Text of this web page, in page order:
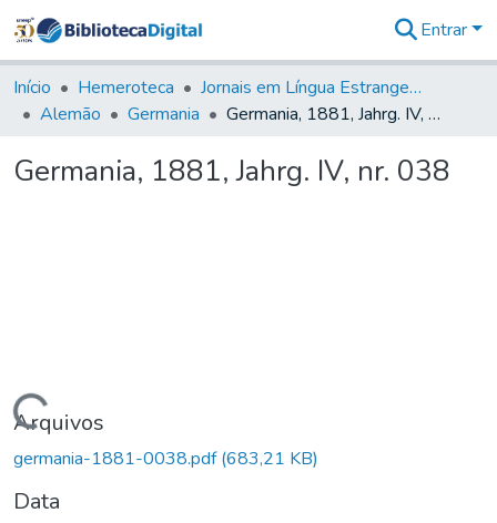
&
Coleções
Tudo na
Digital
Entrar
Início Hemeroteca
Jornais em Língua Estrangeira
Alemão
Germania Germania, 1881, Jahrg. IV, nr. 038
Germania, 1881, Jahrg. IV, nr. 038
Carregando...
Arquivos
germania-1881-0038.pdf(683,21 KB)
Data